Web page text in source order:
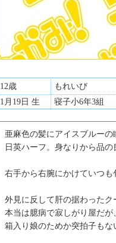
12歳
もれいび
1月19日 生
寝子小6年3組
亜麻色の髪にアイスブルー
日英ハーフ。身なりから品
右手から右腕にかけていつも
外見に反して肝の据わったク
本当は臆病で寂しがり屋だ
箱入り娘のためか突拍子も